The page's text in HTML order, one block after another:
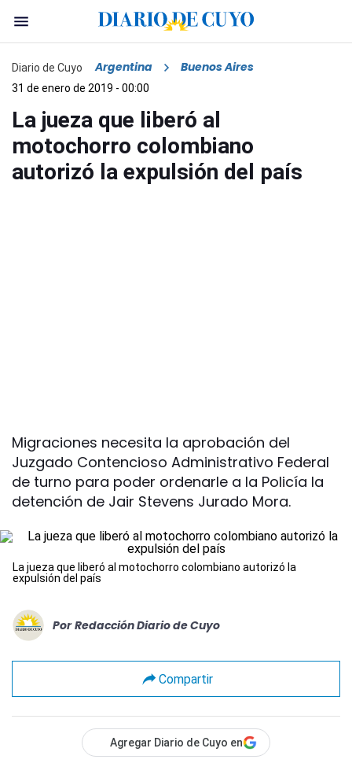
Diario de Cuyo Argentina Buenos Aires
31 de enero de 2019 - 00:00
La jueza que liberó al
motochorro colombiano
autorizó la expulsión del país
Migraciones necesita la aprobación del
Juzgado Contencioso Administrativo Federal
de turno para poder ordenarle a la Policía la
detención de Jair Stevens Jurado Mora.
La jueza que liberó al motochorro colombiano autorizó la
expulsión del país
Por Redacción Diario de Cuyo
Compartir
Agregar Diario de Cuyo en